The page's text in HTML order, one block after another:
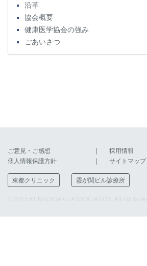
沿革
協会概要
健康医学協会の強み
ごあいさつ
ご意見・ご感想 採用情報
個人情報保護方針
サイトマップ
東都クリニック 霞が関ビル診療所